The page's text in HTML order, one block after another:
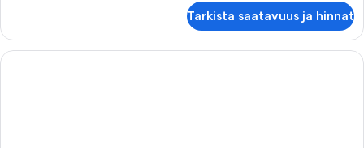
kuvat
1
parisänky
(Superior
Tarkista saatavuus ja hinnat